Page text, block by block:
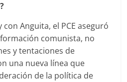
Anguita, el PCE aseguró
comunista, no
y tentaciones de
una nueva línea que
de la política de